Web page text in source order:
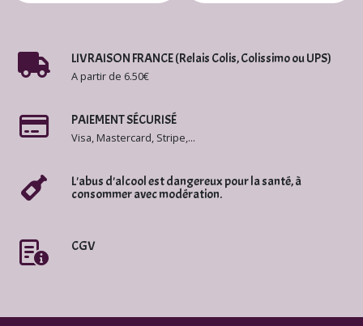
LIVRAISON FRANCE (Relais Colis, Colissimo ou UPS)
A partir de 6.50€
PAIEMENT SÉCURISÉ
Visa, Mastercard, Stripe,...
L'abus d'alcool est dangereux pour la santé, à
consommer avec modération.
CGV
Rhône
Sud
Blanc
Rhône
Sud
Rouge
résultats